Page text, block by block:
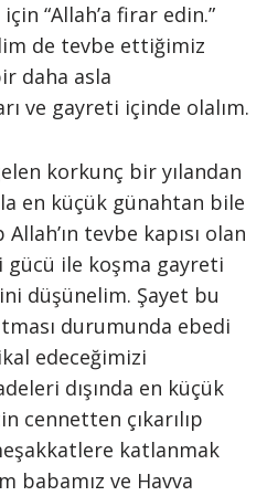
“Allah’a firar edin.”
de tevbe ettiğimiz
daha asla
ve gayreti içinde olalım.
korkunç bir yılandan
en küçük günahtan bile
tevbe kapısı olan
gücü ile koşma gayreti
düşünelim. Şayet bu
durumunda ebedi
edeceğimizi
dışında en küçük
cennetten çıkarılıp
katlanmak
babamız ve Havva